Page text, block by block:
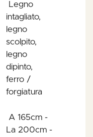
Legno
intagliato,
legno
scolpito,
legno
dipinto,
ferro /
forgiatura
A 165cm -
La 200cm -